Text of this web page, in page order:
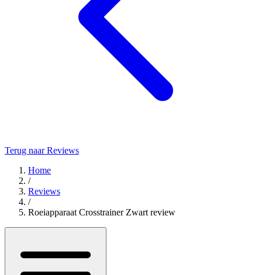
Terug naar Reviews
Home
/
Reviews
/
Roeiapparaat Crosstrainer Zwart review